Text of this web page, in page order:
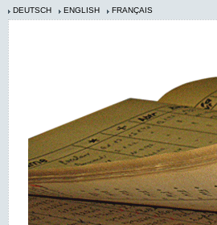
DEUTSCH ENGLISH FRANÇAIS